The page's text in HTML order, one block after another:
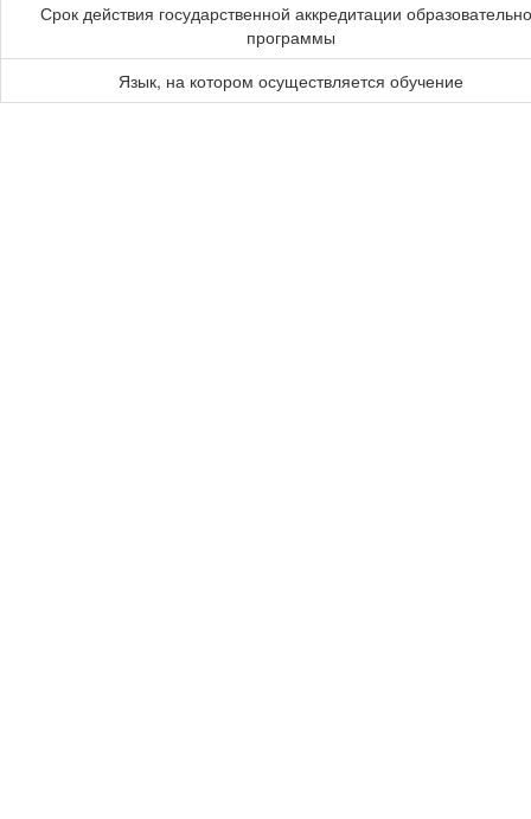
Срок действия государственной аккредитации
программы
Язык, на котором осуществляется обучение